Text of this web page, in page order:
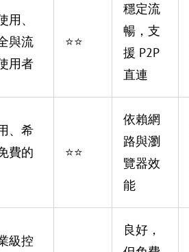
用、
與流
用者
⭐⭐
穩定流
暢，支
援 P2P
直連
、希
費的
⭐⭐
依賴網
路與瀏
覽器效
能
級控
良好，